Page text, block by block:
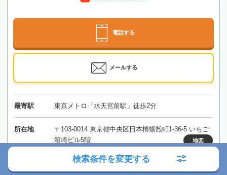
電話する
メールする
最寄駅 東京メトロ「水天宮前駅」徒歩2分
所在地
〒103-0014 東京都中央区日本橋蛎殻町1-36-5 いちご
箱崎ビル5階
地図
東京、埼玉、千葉、神奈川
検索条件を変更する